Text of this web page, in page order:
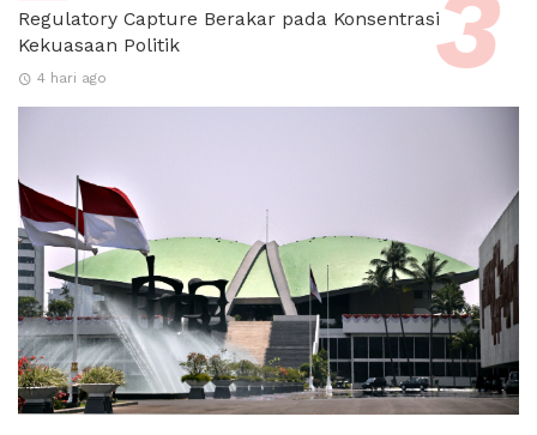
Regulatory Capture Berakar pada Konsentrasi
Kekuasaan Politik
4 hari ago